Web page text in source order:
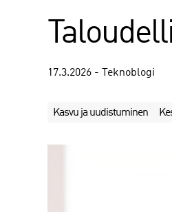
17.3.2026 - Teknoblogi
Kasvu ja uudistuminen